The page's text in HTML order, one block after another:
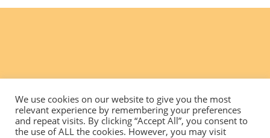
We use cookies on our website to give you the most
relevant experience by remembering your preferences
and repeat visits. By clicking “Accept All”, you consent to
the use of ALL the cookies. However, you may visit